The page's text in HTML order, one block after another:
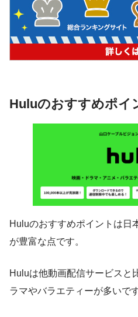
Huluのおすすめポイ
Huluのおすすめポイントは日
が豊富な点です。
Huluは他動画配信サービスと
ラマやバラエティーが多いです